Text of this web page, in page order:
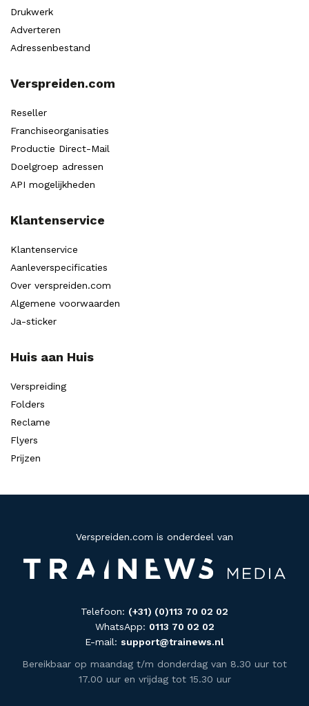
Drukwerk
Adverteren
Adressenbestand
Verspreiden.com
Reseller
Franchiseorganisaties
Productie Direct-Mail
Doelgroep adressen
API mogelijkheden
Klantenservice
Klantenservice
Aanleverspecificaties
Over verspreiden.com
Algemene voorwaarden
Ja-sticker
Huis aan Huis
Verspreiding
Folders
Reclame
Flyers
Prijzen
Verspreiden.com is onderdeel van
Telefoon: (+31) (0)113 70 02 02
WhatsApp: 0113 70 02 02
E-mail: support@trainews.nl
Bereikbaar op maandag t/m donderdag van 8.30 uur tot
17.00 uur en vrijdag tot 15.30 uur